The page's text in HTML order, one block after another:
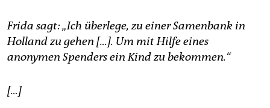
Frida sagt: „Ich überlege, zu einer Samenbank in
Holland zu gehen […]. Um mit Hilfe eines
anonymen Spenders ein Kind zu bekommen.“
[…]